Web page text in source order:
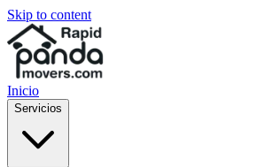
Skip to content
Inicio
Servicios